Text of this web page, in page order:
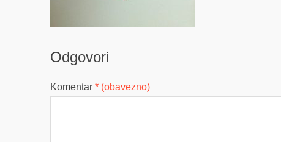
Odgovori
Komentar * (obavezno)